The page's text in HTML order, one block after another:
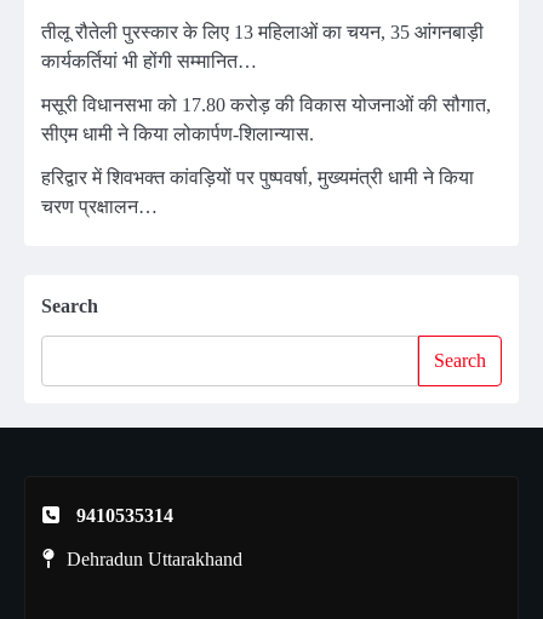
तीलू रौतेली पुरस्कार के लिए 13 महिलाओं का चयन, 35 आंगनबाड़ी
कार्यकर्तियां भी होंगी सम्मानित…
मसूरी विधानसभा को 17.80 करोड़ की विकास योजनाओं की सौगात,
सीएम धामी ने किया लोकार्पण-शिलान्यास.
हरिद्वार में शिवभक्त कांवड़ियों पर पुष्पवर्षा, मुख्यमंत्री धामी ने किया
चरण प्रक्षालन…
Search
Search
9410535314
Dehradun Uttarakhand